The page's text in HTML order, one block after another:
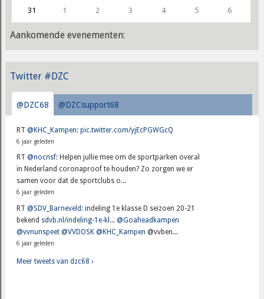
31
1 2 3 4 5 6
Aankomende evenementen:
Twitter #DZC
@DZC68 @DZCsupport68
RT@KHC_Kampen:pic.twitter.com/yjEcPGWGcQ
6 jaar geleden
RT@nocnsf: Helpen jullie mee om de sportparken overal
in Nederland coronaproof te houden? Zo zorgen we er
samen voor dat de sportclubs o...
6 jaar geleden
RT@SDV_Barneveld : indeling 1e klasse D seizoen 20-21
bekend sdvb.nl/indeling-1e-kl... @Goaheadkampen
@vvnunspeet @VVDOSK @KHC_Kampen @vvben...
6 jaar geleden
Meer tweets van dzc68 ›